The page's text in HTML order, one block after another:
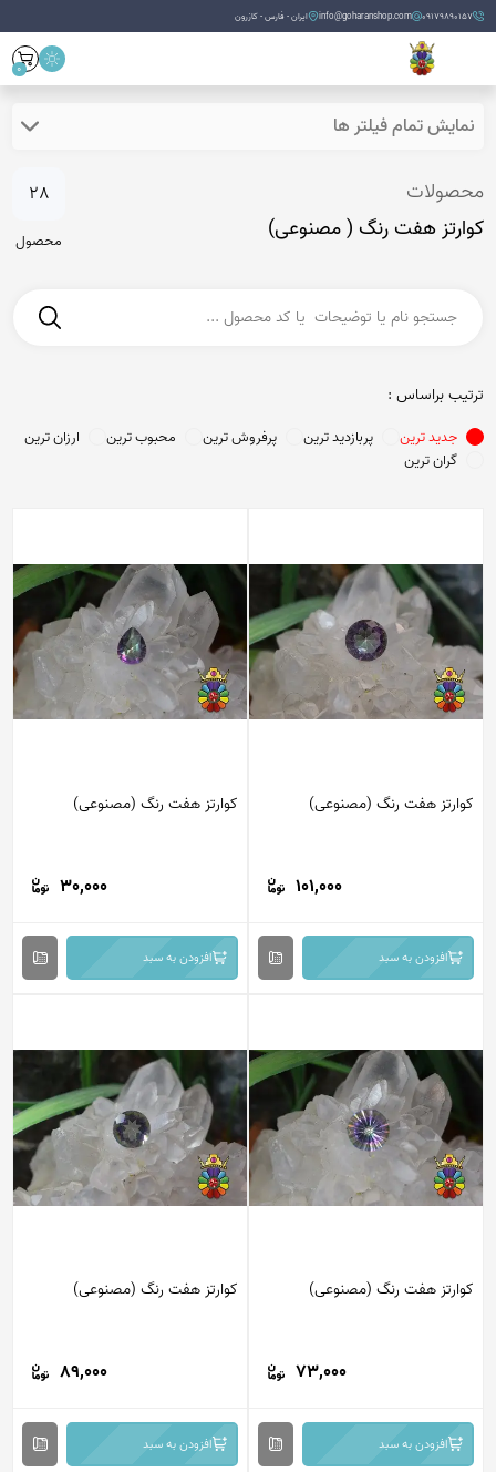
09179890157
info@goharanshop.com ایران - فارس - کازرون
0
نمایش تمام فیلتر ها
محصولات
کوارتز هفت رنگ ( مصنوعی)
28
محصول
ترتیب براساس :
جدید ترین پربازدید ترین پرفروش ترین محبوب ترین
ارزان ترین
گران ترین
کوارتز هفت رنگ (مصنوعی)
101,000
افزودن به سبد
کوارتز هفت رنگ (مصنوعی)
30,000
افزودن به سبد
کوارتز هفت رنگ (مصنوعی)
73,000
افزودن به سبد
کوارتز هفت رنگ (مصنوعی)
89,000
افزودن به سبد